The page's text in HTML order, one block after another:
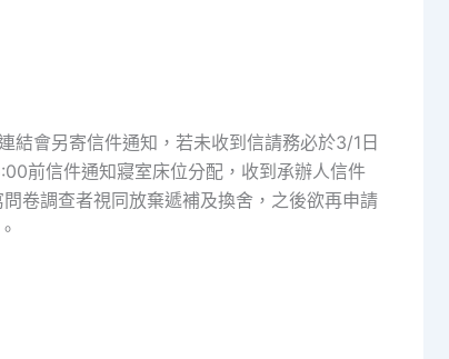
結會另寄信件通知，若未收到信請務必於3/1日
前信件通知寢室床位分配，收到承辦人信件
卷調查者視同放棄遞補及換舍，之後欲再申請